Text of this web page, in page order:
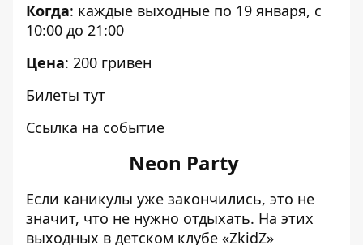
Когда: каждые выходные по 19 января, с
10:00 до 21:00
Цена: 200 гривен
Билеты тут
Ссылка на событие
Neon Party
Если каникулы уже закончились, это не
значит, что не нужно отдыхать. На этих
выходных в детском клубе «ZkidZ»